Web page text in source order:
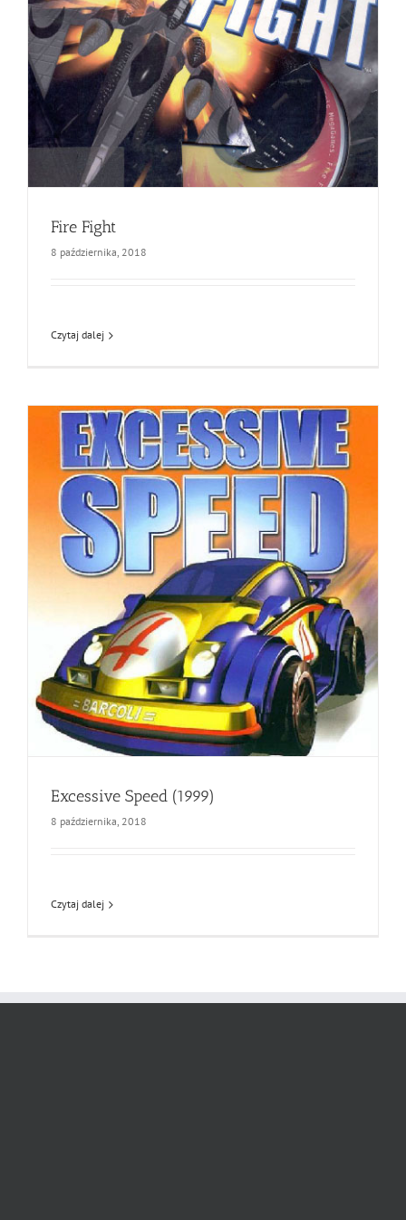
Fire Fight
8 października, 2018
Czytaj dalej
Excessive Speed (1999)
8 października, 2018
Czytaj dalej